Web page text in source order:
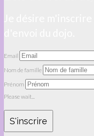
Email
Nom de famille
Prénom
Please wait...
S'inscrire